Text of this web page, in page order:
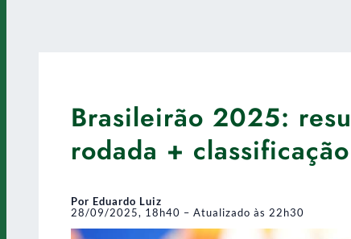
Brasileirão 2025:
rodada +
Por Eduardo Luiz
28/09/2025, 18h40 – Atualizado às 22h30